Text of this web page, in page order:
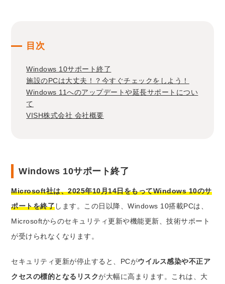
目次
Windows 10サポート終了
施設のPCは大丈夫！？今すぐチェックをしよう！
Windows 11へのアップデートや延長サポートについ
て
VISH株式会社 会社概要
Windows 10サポート終了
Microsoft社は、2025年10月14日をもってWindows 10のサ
ポートを終了します。この日以降、Windows 10搭載PCは、
Microsoftからのセキュリティ更新や機能更新、技術サポート
が受けられなくなります。
セキュリティ更新が停止すると、PCがウイルス感染や不正ア
クセスの標的となるリスクが大幅に高まります。これは、大